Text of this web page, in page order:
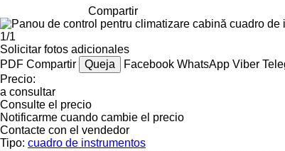
Compartir
1/1
Solicitar fotos adicionales
PDF Compartir Queja Facebook WhatsApp Viber
Precio:
a consultar
Consulte el precio
Notificarme cuando cambie el precio
Contacte con el vendedor
Tipo: cuadro de instrumentos